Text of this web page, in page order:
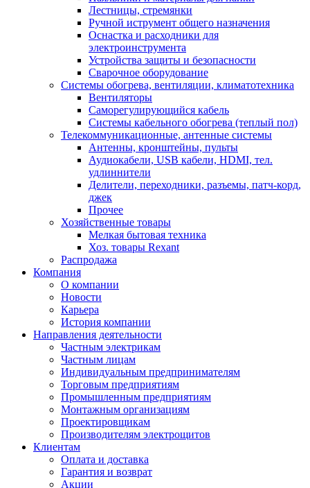
Лестницы, стремянки
Ручной иструмент общего назначения
Оснастка и расходники для
электроинструмента
Устройства защиты и безопасности
Сварочное оборудование
Системы обогрева, вентиляции, климатотехника
Вентиляторы
Саморегулирующийся кабель
Системы кабельного обогрева (теплый пол)
Телекоммуникационные, антенные системы
Антенны, кронштейны, пульты
Аудиокабели, USB кабели, HDMI, тел.
удлиннители
Делители, переходники, разъемы, патч-корд,
джек
Прочее
Хозяйственные товары
Мелкая бытовая техника
Хоз. товары Rexant
Распродажа
Компания
О компании
Новости
Карьера
История компании
Направления деятельности
Частным электрикам
Частным лицам
Индивидуальным предпринимателям
Торговым предприятиям
Промышленным предприятиям
Монтажным организациям
Проектировщикам
Производителям электрощитов
Клиентам
Оплата и доставка
Гарантия и возврат
Акции